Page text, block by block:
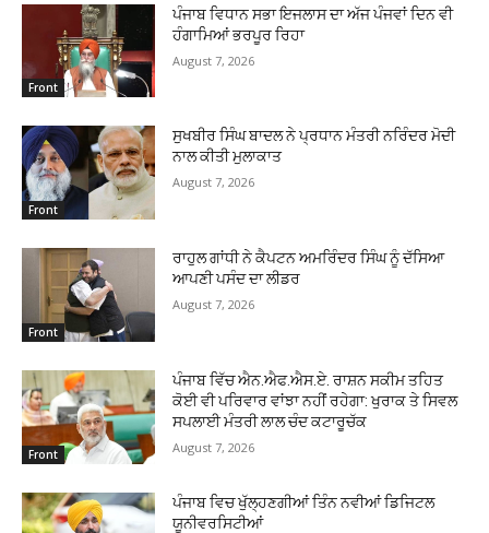
Front
ਪੰਜਾਬ ਵਿਧਾਨ ਸਭਾ ਇਜਲਾਸ ਦਾ ਅੱਜ ਪੰਜਵਾਂ ਦਿਨ ਵੀ
ਹੰਗਾਮਿਆਂ ਭਰਪੂਰ ਰਿਹਾ
August 7, 2026
Front
ਸੁਖਬੀਰ ਸਿੰਘ ਬਾਦਲ ਨੇ ਪ੍ਰਧਾਨ ਮੰਤਰੀ ਨਰਿੰਦਰ ਮੋਦੀ
ਨਾਲ ਕੀਤੀ ਮੁਲਾਕਾਤ
August 7, 2026
Front
ਰਾਹੁਲ ਗਾਂਧੀ ਨੇ ਕੈਪਟਨ ਅਮਰਿੰਦਰ ਸਿੰਘ ਨੂੰ ਦੱਸਿਆ
ਆਪਣੀ ਪਸੰਦ ਦਾ ਲੀਡਰ
August 7, 2026
Front
ਪੰਜਾਬ ਵਿੱਚ ਐਨ.ਐਫ.ਐਸ.ਏ. ਰਾਸ਼ਨ ਸਕੀਮ ਤਹਿਤ
ਕੋਈ ਵੀ ਪਰਿਵਾਰ ਵਾਂਝਾ ਨਹੀਂ ਰਹੇਗਾ: ਖੁਰਾਕ ਤੇ ਸਿਵਲ
ਸਪਲਾਈ ਮੰਤਰੀ ਲਾਲ ਚੰਦ ਕਟਾਰੂਚੱਕ
August 7, 2026
ਪੰਜਾਬ ਵਿਚ ਖੁੱਲ੍ਹਣਗੀਆਂ ਤਿੰਨ ਨਵੀਆਂ ਡਿਜਿਟਲ
ਯੂਨੀਵਰਸਿਟੀਆਂ